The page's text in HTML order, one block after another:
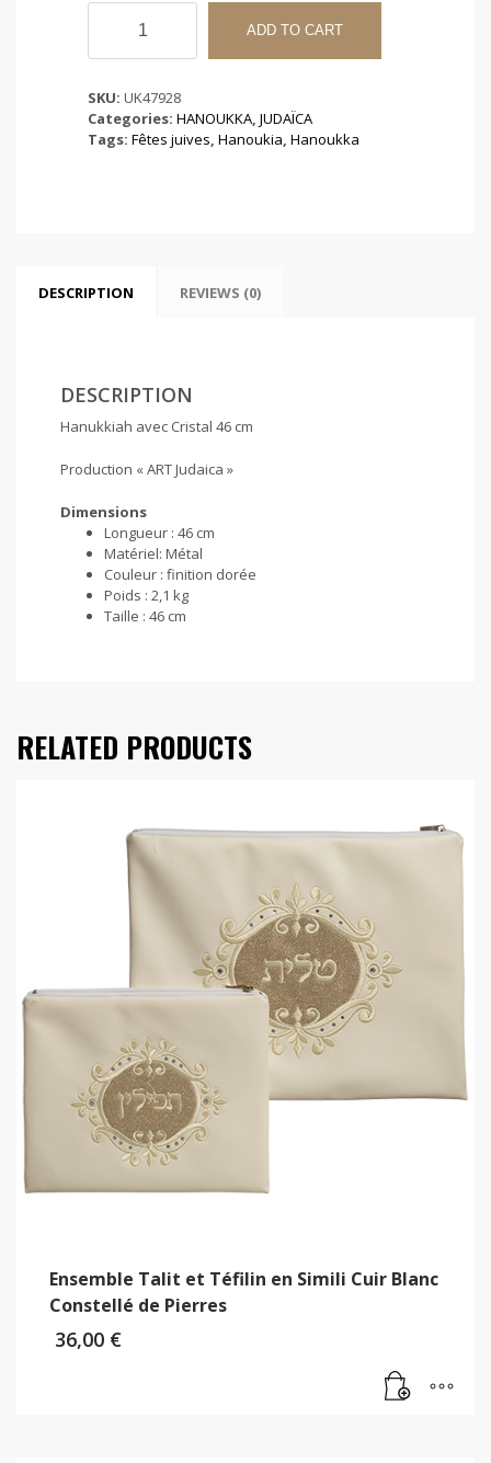
Hanukkiah
Cristal
cm
quantity
ADD TO CART
SKU: UK47928
Categories: HANOUKKA, JUDAÏCA
Tags: Fêtes juives, Hanoukia, Hanoukka
DESCRIPTION REVIEWS (0)
DESCRIPTION
Hanukkiah avec Cristal 46 cm
Production « ART Judaica »
Dimensions
Longueur : 46 cm
Matériel: Métal
Couleur : finition dorée
Poids : 2,1 kg
Taille : 46 cm
RELATED PRODUCTS
Ensemble Talit et Téfilin en Simili Cuir Blanc
Constellé de Pierres
36,00 €